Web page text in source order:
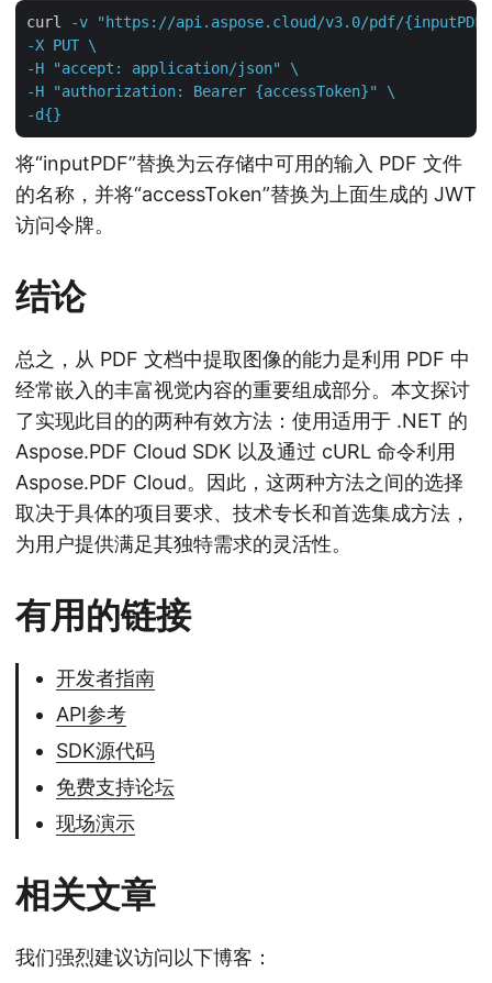
curl
-v "https://api.aspose.cloud/v3.0/pdf/
-X PUT \
-H "accept: application/json" \
-H "authorization: Bearer {accessToken}" \
-d{}
将“inputPDF”替换为云存储中可用的输入 PDF 文件
的名称，并将“accessToken”替换为上面生成的 JWT
访问令牌。
结论
总之，从 PDF 文档中提取图像的能力是利用 PDF 中
经常嵌入的丰富视觉内容的重要组成部分。本文探讨
了实现此目的的两种有效方法：使用适用于 .NET 的
Aspose.PDF Cloud SDK 以及通过 cURL 命令利用
Aspose.PDF Cloud。因此，这两种方法之间的选择
取决于具体的项目要求、技术专长和首选集成方法，
为用户提供满足其独特需求的灵活性。
有用的链接
开发者指南
API参考
SDK源代码
免费支持论坛
现场演示
相关文章
我们强烈建议访问以下博客：